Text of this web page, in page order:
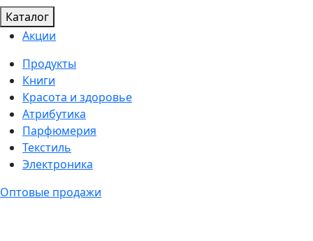
Каталог
Акции
Продукты
Книги
Красота и здоровье
Атрибутика
Парфюмерия
Текстиль
Электроника
Оптовые продажи